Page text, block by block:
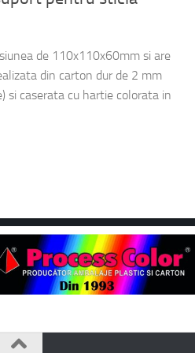
de 110x110x60mm si are
din carton dur de 2 mm
si caserata cu hartie colorata in